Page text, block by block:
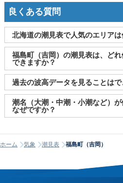
良くある質問
北海道の潮見表で人気のエリアは
函館、釧路、網走 、室蘭、 小樽が
福島町（吉岡）の潮見表は、ど
できますか？
2011～2027年までの16年間分の潮
調べることができます。視覚的に分
日の出・日の入り情報も合わせて確
過去の波高データを見ることはで
大変申し訳ございませんが、過去の
関してはご提供しておりません。
潮名（大潮・中潮・小潮など）
なぜですか？
何日まで大潮」という統一された公
のため、サイトが採用する計算方式
って見える場合は、そのサイトが別
ホーム 気象 潮見表 福島町（吉岡）